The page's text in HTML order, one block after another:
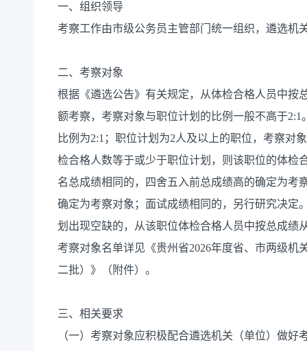
一、组织领导
考察工作由市级公务员主管部门统一组织，遴选机
二、考察对象
根据《遴选公告》有关规定，从体检合格人员中按
额考察，考察对象与职位计划的比例一般不高于
比例为2:1；职位计划为2人及以上的职位，考察对
检合格人数等于或少于职位计划，则该职位的体检
名总成绩相同的，四舍五入前总成绩高的确定为考
确定为考察对象；面试成绩相同的，另行研究决定
划出现空缺的，从该职位体检合格人员中按总成绩
考察对象名单详见《贵州省2026年度省、市两级
二批）》（附件）。
三、相关要求
（一）考察对象应积极配合遴选机关（单位）做